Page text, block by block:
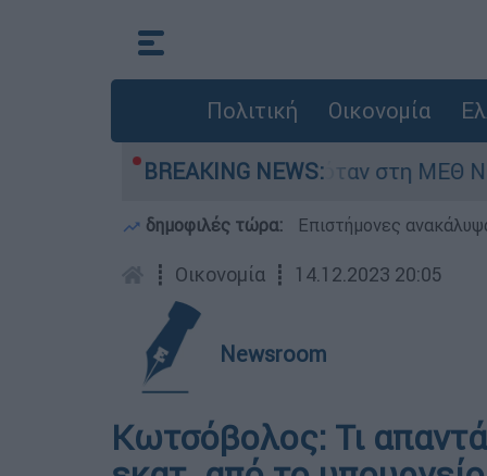
Πολιτική Οικονομία
BREAKING NEWS:
8 ημερών - Νοσηλευόταν στη ΜΕΘ
δημοφιλές τώρα: Επιστήμονες
┋ Οικονομία ┋ 14.12.2023 20:05
Newsroom
Κωτσόβολος: Τι